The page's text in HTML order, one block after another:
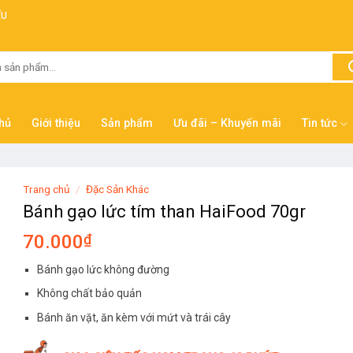
Giới thiệu Sản phẩm Ưu đãi – Khuyến mãi Tin tức
Trang chủ / Đặc Sản Khác
Bánh gạo lức tím than HaiFood 70gr
70.000₫
Bánh gạo lức không đường
Không chất bảo quản
Bánh ăn vặt, ăn kèm với mứt và trái cây